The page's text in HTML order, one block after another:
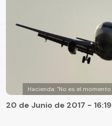
Hacienda: "No es el
20 de Junio de 2017 -